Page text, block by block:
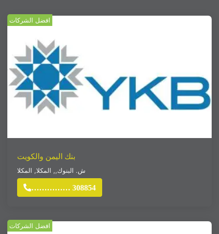
افضل الشركات
بنك اليمن والكويت
ش. البنوك,, المكلا, المكلا
…………… 308854
افضل الشركات